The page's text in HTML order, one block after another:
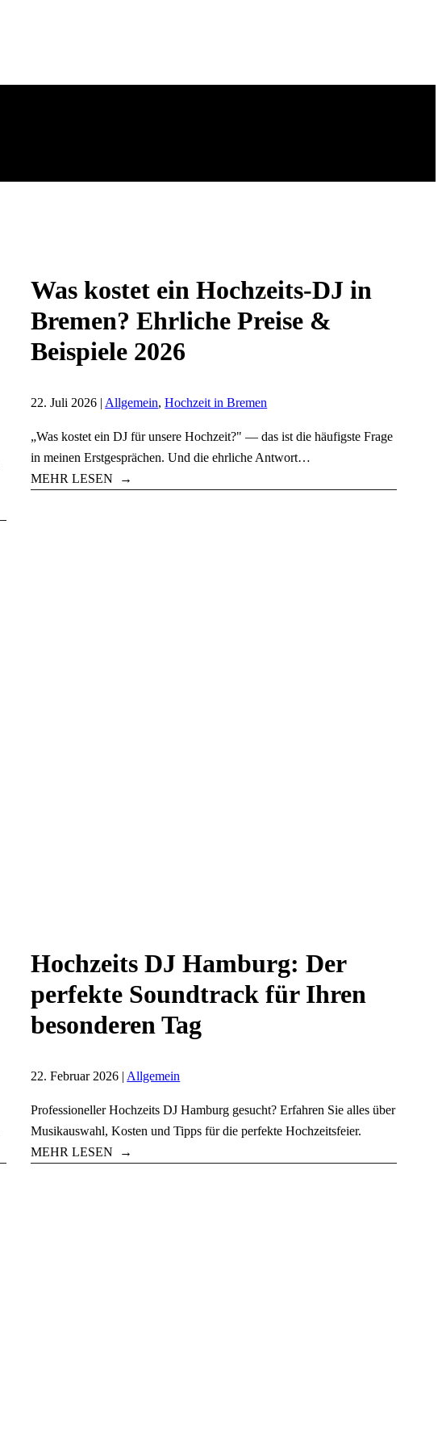
Was kostet ein Hochzeits-DJ in
Bremen? Ehrliche Preise &
Beispiele 2026
22. Juli 2026 | Allgemein,Hochzeit in Bremen
„Was kostet ein DJ für unsere Hochzeit?" — das ist die häufigste Frage
in meinen Erstgesprächen. Und die ehrliche Antwort…
MEHR LESEN
Hochzeits DJ Hamburg: Der
perfekte Soundtrack für Ihren
besonderen Tag
22. Februar 2026 | Allgemein
Professioneller Hochzeits DJ Hamburg gesucht? Erfahren Sie alles über
Musikauswahl, Kosten und Tipps für die perfekte Hochzeitsfeier.
MEHR LESEN